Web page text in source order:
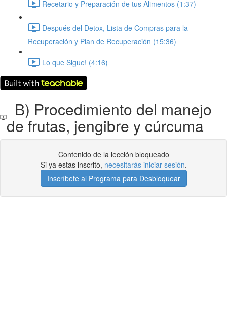
Recetario y Preparación de tus Alimentos (1:37)
Después del Detox, Lista de Compras para la
Recuperación y Plan de Recuperación (15:36)
Lo que Sigue! (4:16)
B) Procedimiento del manejo
de frutas, jengibre y cúrcuma
Contenido de la lección bloqueado
Si ya estas inscrito, necesitarás iniciar sesión.
Inscríbete al Programa para Desbloquear